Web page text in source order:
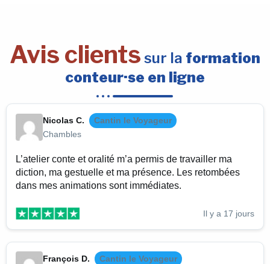
Avis clients sur la formation
conteur·se en ligne
Nicolas C.
Cantin le Voyageur
Chambles
L’atelier conte et oralité m’a permis de travailler ma
diction, ma gestuelle et ma présence. Les retombées
dans mes animations sont immédiates.
Il y a 17 jours
François D.
Cantin le Voyageur